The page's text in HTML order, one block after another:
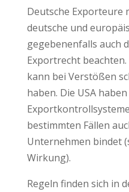
Deutsche Exporteure
deutsche und
gegebenenfalls auch
Exportrecht
kann bei Verstößen
haben. Die USA
bestimmten Fällen
Unternehmen bindet
Wirkung).
Regeln finden sich in